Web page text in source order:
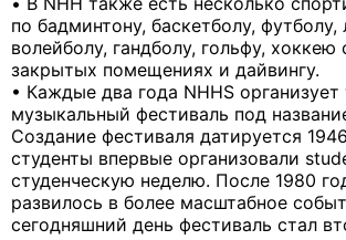
по бадминтону, баскетболу, футболу,
волейболу, гандболу, гольфу,
закрытых помещениях и дайвингу.
• Каждые два года NHHS
музыкальный фестиваль под
Создание фестиваля датируется
студенты впервые организовали
студенческую неделю. После 1980
развилось в более масштабное
сегодняшний день фестиваль стал